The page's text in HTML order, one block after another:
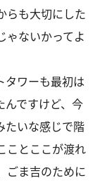
らも大切にした
ゃないかってよ
タワーも最初は
んですけど、今
たいな感じで階
ことここが渡れ
ごま吉のために